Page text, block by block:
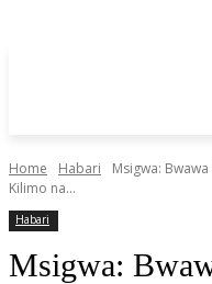
Home Habari
Msigwa:
Kilimo na...
Habari
Msigwa: